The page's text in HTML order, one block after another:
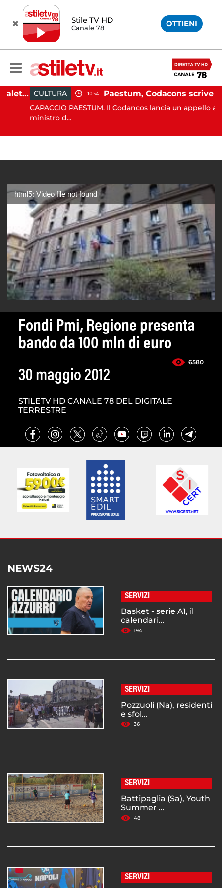
Stile TV HD
Canale 78 OTTIENI
Martina Carbonaro, braccialetto elettronico per i genitori della 14enne uccisa dall'ex CULTURA 10:54 Paestum, Codacons scrive al ministro Giuli: "Rilanciare scavi dell'Anfiteatro nell'area archeologica"
CAPACCIO PAESTUM. Il Codancos lancia un appello al
ministro d...
html5: Video file not found
Fondi Pmi, Regione presenta
bando da 100 mln di euro
6580
30 maggio 2012
STILETV HD CANALE 78 DEL DIGITALE
TERRESTRE
NEWS24
SERVIZI
Basket - serie A1, il
calendari...
194
SERVIZI
Pozzuoli (Na), residenti
e sfol...
36
SERVIZI
Battipaglia (Sa), Youth
Summer ...
48
SERVIZI